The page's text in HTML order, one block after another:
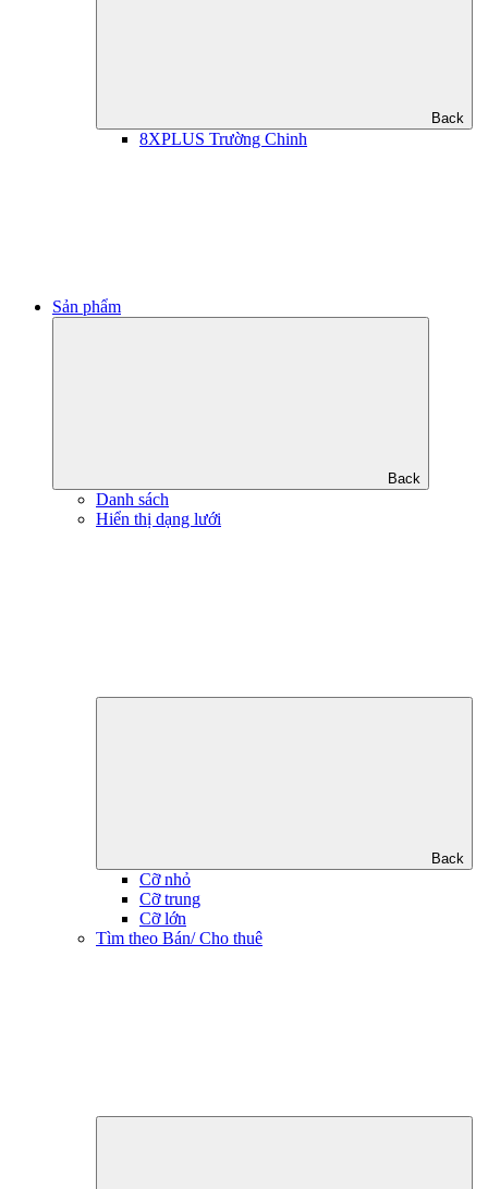
Back
8XPLUS Trường Chinh
Sản phẩm
Back
Danh sách
Hiển thị dạng lưới
Back
Cỡ nhỏ
Cỡ trung
Cỡ lớn
Tìm theo Bán/ Cho thuê